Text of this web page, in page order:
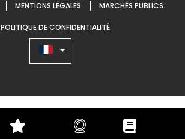
MENTIONS LÉGALES MARCHÉS PUBLICS
POLITIQUE DE CONFIDENTIALITÉ